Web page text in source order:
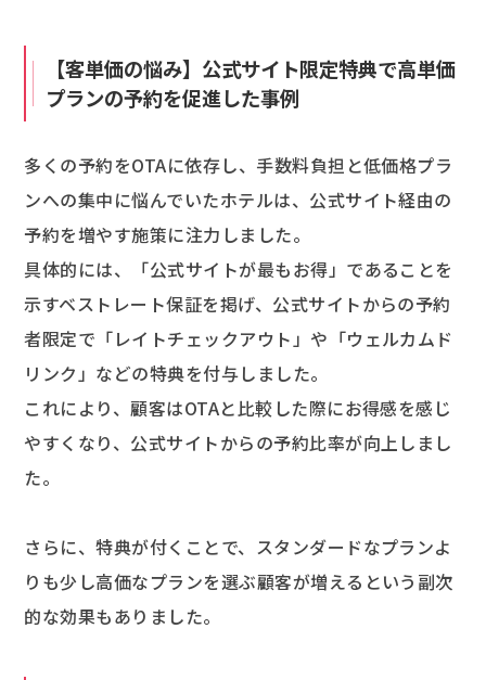
【客単価の悩み】公式サイト限定特典で高単価
プランの予約を促進した事例
多くの予約をOTAに依存し、手数料負担と低価格プラ
ンへの集中に悩んでいたホテルは、公式サイト経由の
予約を増やす施策に注力しました。
具体的には、「公式サイトが最もお得」であることを
示すベストレート保証を掲げ、公式サイトからの予約
者限定で「レイトチェックアウト」や「ウェルカムド
リンク」などの特典を付与しました。
これにより、顧客はOTAと比較した際にお得感を感じ
やすくなり、公式サイトからの予約比率が向上しまし
た。
さらに、特典が付くことで、スタンダードなプランよ
りも少し高価なプランを選ぶ顧客が増えるという副次
的な効果もありました。